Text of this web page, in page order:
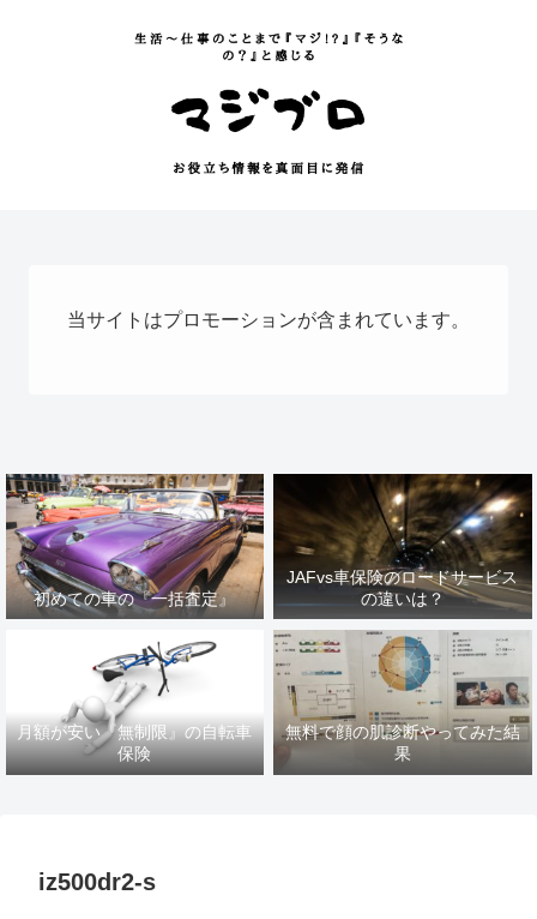
当サイトはプロモーションが含まれています。
初めての車の『一括査定』
JAFvs車保険のロードサービス
の違いは？
月額が安い『無制限』の自転車
保険
無料で顔の肌診断やってみた結
果
iz500dr2-s